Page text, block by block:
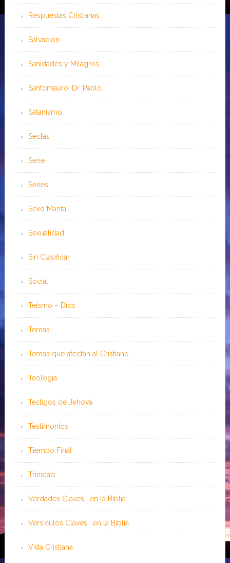
Respuestas Cristianas
Salvación
Sanidades y Milagros
Santomauro, Dr. Pablo
Satanismo
Sectas
Serie
Series
Sexo Marital
Sexualidad
Sin Clasificar
Social
Teísmo – Dios
Temas
Temas que afectan al Cristiano
Teología
Testigos de Jehová
Testimonios
Tiempo Final
Trinidad
Verdades Claves …en la Biblia
Versículos Claves …en la Biblia
Vida Cristiana